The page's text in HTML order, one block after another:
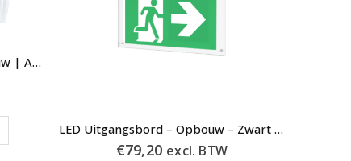
LED Uitgangsbord IP65 | Opbouw | AT | Incl. Pictogrammen
LED Uitgangsbord – Opbouw – Zwart – Auto Test – Pictogrammen – 600-018
€79,20 excl. BTW